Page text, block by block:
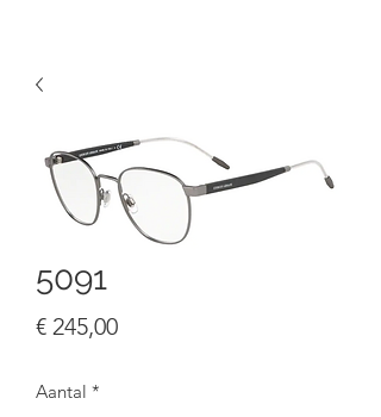
5091
€ 245,00Prijs
Aantal *